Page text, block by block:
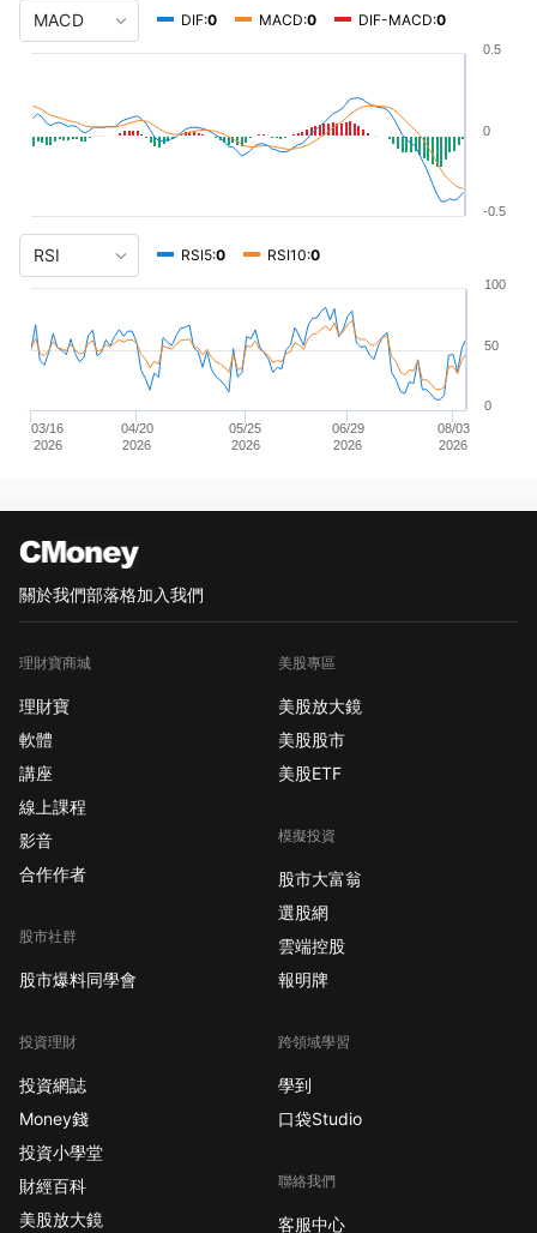
DIF:0 MACD:0 DIF-MACD:0
-0.5
0
0.5
RSI5:0 RSI10:0
08/03
2026
03/16
2026
04/20
2026
05/25
2026
06/29
2026
0
50
100
關於我們部落格加入我們
理財寶商城
理財寶
軟體
講座
線上課程
影音
合作作者
股市社群
股市爆料同學會
投資理財
投資網誌
Money錢
投資小學堂
財經百科
美股放大鏡
美股專區
美股放大鏡
美股股市
美股ETF
模擬投資
股市大富翁
選股網
雲端控股
報明牌
跨領域學習
學到
口袋Studio
聯絡我們
客服中心